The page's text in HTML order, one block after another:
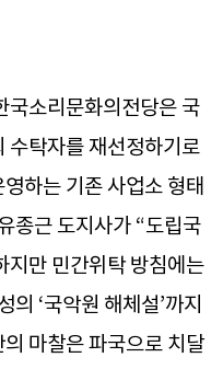
국소리문화의전당은 국
수탁자를 재선정하기로
하는 기존 사업소 형태
종근 도지사가 “도립국
지만 민간위탁 방침에는
‘국악원 해체설’까지
마찰은 파국으로 치달